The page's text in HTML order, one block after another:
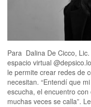
Para Dalina De Cicco,
espacio virtual
le permite crear redes de
necesitan. “Entendí que
escucha, el encuentro
muchas veces se calla”.